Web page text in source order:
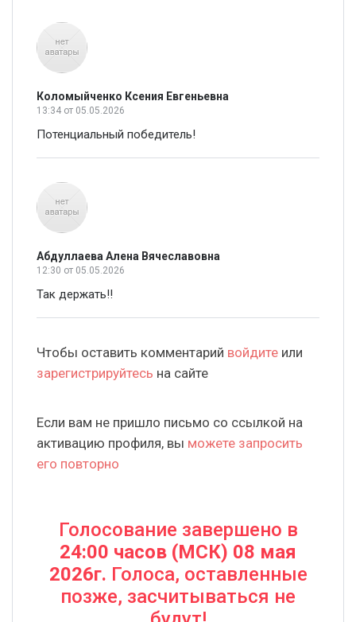
Коломыйченко Ксения Евгеньевна
13:34 от 05.05.2026
Потенциальный победитель!
Абдуллаева Алена Вячеславовна
12:30 от 05.05.2026
Так держать!!
Чтобы оставить комментарий войдите или
зарегистрируйтесь на сайте
Если вам не пришло письмо со ссылкой на
активацию профиля, вы можете запросить
его повторно
Голосование завершено в
24:00 часов (МСК) 08 мая
2026г. Голоса, оставленные
позже, засчитываться не